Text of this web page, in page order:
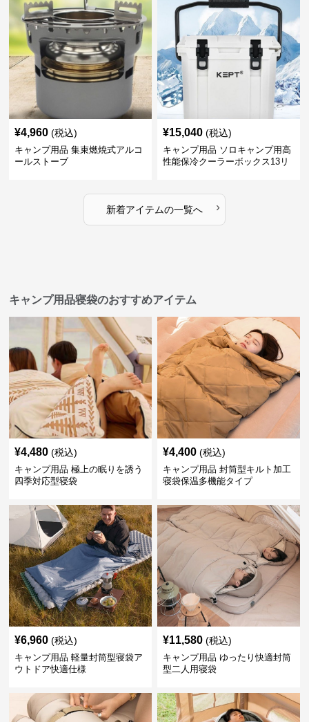
¥4,960 (税込)
キャンプ用品 集束燃焼式アルコ
ールストーブ
¥15,040 (税込)
キャンプ用品 ソロキャンプ用高
性能保冷クーラーボックス13リ
新着アイテムの一覧へ ›
キャンプ用品寝袋のおすすめアイテム
¥4,480 (税込)
キャンプ用品 極上の眠りを誘う
四季対応型寝袋
¥4,400 (税込)
キャンプ用品 封筒型キルト加工
寝袋保温多機能タイプ
¥6,960 (税込)
キャンプ用品 軽量封筒型寝袋ア
ウトドア快適仕様
¥11,580 (税込)
キャンプ用品 ゆったり快適封筒
型二人用寝袋